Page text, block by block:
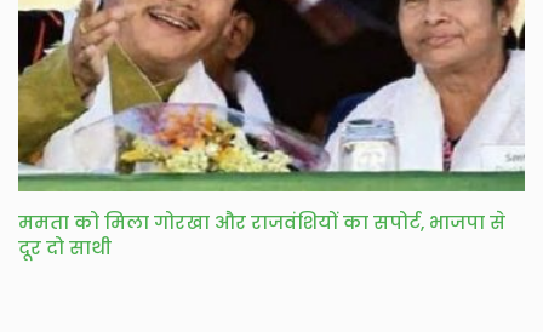
ममता को मिला गोरखा और राजवंशियों का सपोर्ट, भाजपा से
दूर दो साथी